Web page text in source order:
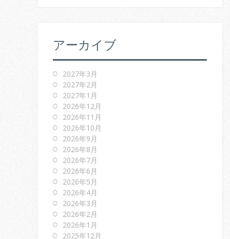
アーカイブ
2027年3月
2027年2月
2027年1月
2026年12月
2026年11月
2026年10月
2026年9月
2026年8月
2026年7月
2026年6月
2026年5月
2026年4月
2026年3月
2026年2月
2026年1月
2025年12月